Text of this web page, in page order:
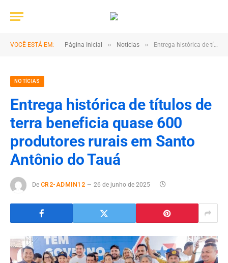
VOCÊ ESTÁ EM: Página Inicial » Notícias » Entrega histórica de títulos de terra beneficia quase 600 produtores rurais em Santo Antônio do Tauá
NOTÍCIAS
Entrega histórica de títulos de
terra beneficia quase 600
produtores rurais em Santo
Antônio do Tauá
De CR2-ADMIN12 26 de junho de 2025